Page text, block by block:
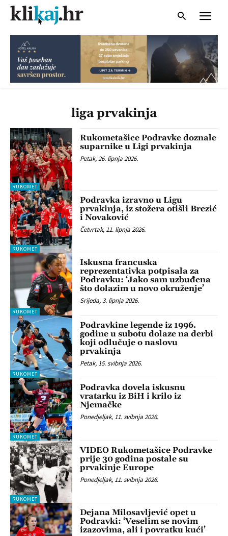
liga prvakinja
RUKOMET
Rukometašice Podravke doznale
suparnike u Ligi prvakinja
Petak, 26. lipnja 2026.
RUKOMET
Podravka izravno u Ligu
prvakinja, iz stožera otišli Brezić
i Novaković
Četvrtak, 11. lipnja 2026.
RUKOMET
Iskusna francuska
reprezentativka potpisala za
Podravku: ‘Jako sam uzbuđena
što dolazim u novo okruženje’
Srijeda, 3. lipnja 2026.
RUKOMET
Podravkine legende iz 1996.
godine u subotu dolaze na derbi
koji odlučuje o naslovu
prvakinja
Petak, 15. svibnja 2026.
RUKOMET
Podravka dovela iskusnu
vratarku iz BiH i krilo iz
Njemačke
Ponedjeljak, 11. svibnja 2026.
RUKOMET
VIDEO Rukometašice Podravke
prije 30 godina postale su
prvakinje Europe
Ponedjeljak, 11. svibnja 2026.
Dejana Milosavljević opet u
Podravki: ‘Veselim se novim
izazovima, ali i povratku kući’